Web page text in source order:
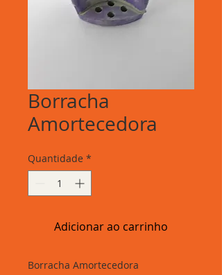
Borracha
Amortecedora
Quantidade *
Adicionar ao carrinho
Borracha Amortecedora